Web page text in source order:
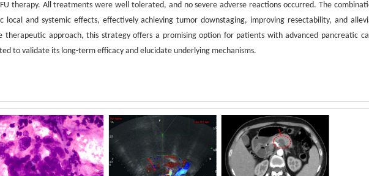
therapy. All treatments were well tolerated, and no severe adverse reactions occurred. The
local and systemic effects, effectively achieving tumor downstaging, improving resectability, and
therapeutic approach, this strategy offers a promising option for patients with advanced pancreatic
to validate its long-term efficacy and elucidate underlying mechanisms.